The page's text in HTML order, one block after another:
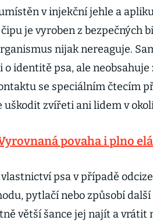
v injekční jehle a
je vyroben z bezpečných
nijak nereaguje.
o identitě psa, ale
se speciálním čtecím
uškodit zvířeti ani lidem v
povaha i plno
psa v případě
pytlačí nebo způsobí další
větší šance jej najít a vrátit